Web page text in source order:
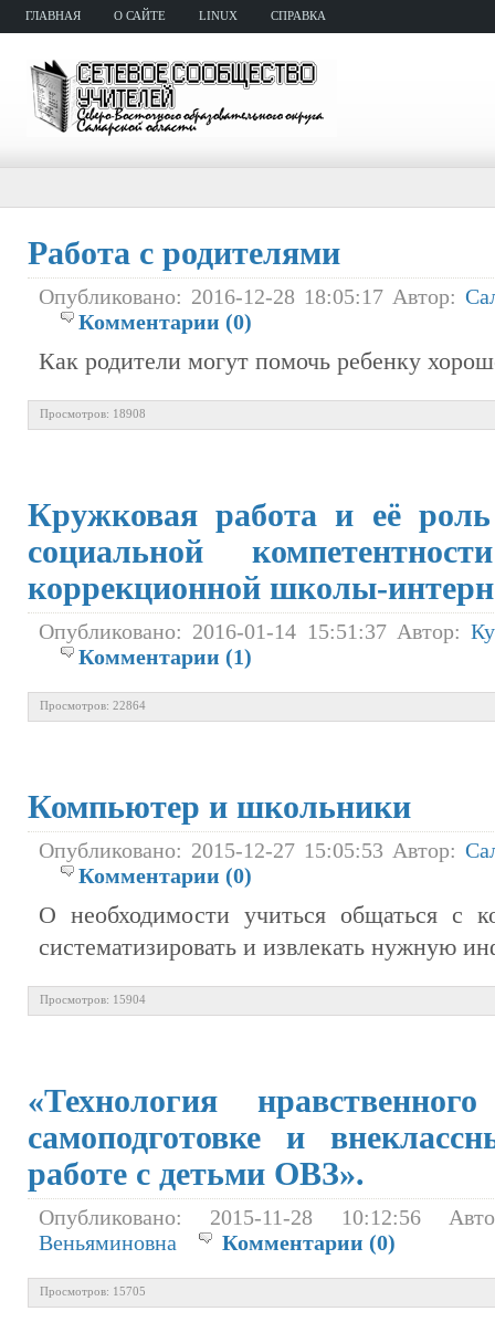
ГЛАВНАЯ О САЙТЕ LINUX СПРАВКА
Работа с родителями
Опубликовано: 2016-12-28 18:05:17 Автор:
Комментарии (0)
Как родители могут помочь ребенку
Просмотров: 18908
Кружковая работа и её
социальной
коррекционной школы-
Опубликовано: 2016-01-14 15:51:37 Автор:
Комментарии (1)
Просмотров: 22864
Компьютер и школьники
Опубликовано: 2015-12-27 15:05:53 Автор:
Комментарии (0)
О необходимости учиться общаться с
систематизировать и извлекать нужную
Просмотров: 15904
«Технология
самоподготовке и
работе с детьми ОВЗ».
Опубликовано: 2015-11-28 10:12:56
Веньяминовна
Комментарии (0)
Просмотров: 15705